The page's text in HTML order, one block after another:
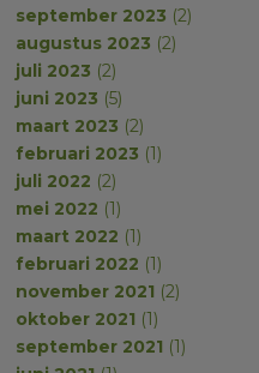
september 2023 (2)
augustus 2023 (2)
juli 2023 (2)
juni 2023 (5)
maart 2023 (2)
februari 2023 (1)
juli 2022 (2)
mei 2022 (1)
maart 2022 (1)
februari 2022 (1)
november 2021 (2)
oktober 2021 (1)
september 2021 (1)